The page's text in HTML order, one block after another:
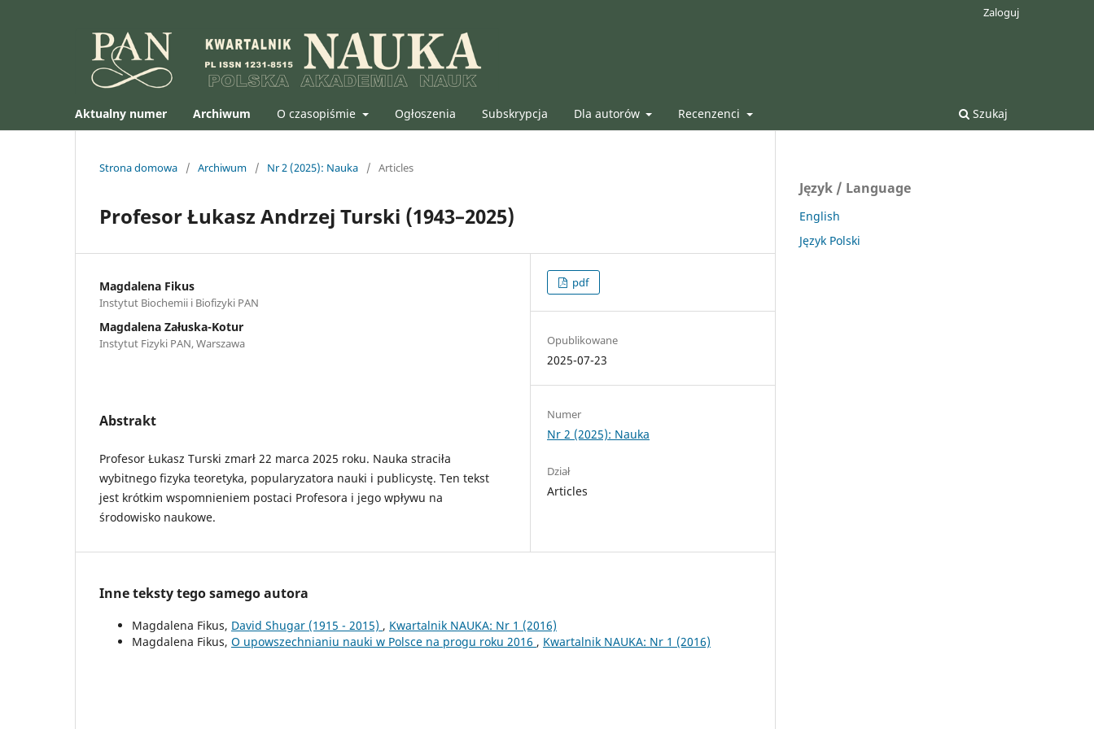
Aktualny numer Archiwum O czasopiśmie Ogłoszenia Subskrypcja Dla autorów Recenzenci Szukaj
Zaloguj
Strona domowa / Archiwum / Nr 2 (2025): Nauka / Articles
Profesor Łukasz Andrzej Turski (1943–2025)
Magdalena Fikus
Instytut Biochemii i Biofizyki PAN
Magdalena Załuska-Kotur
Instytut Fizyki PAN, Warszawa
Abstrakt
Profesor Łukasz Turski zmarł 22 marca 2025 roku. Nauka straciła
wybitnego fizyka teoretyka, popularyzatora nauki i publicystę. Ten tekst
jest krótkim wspomnieniem postaci Profesora i jego wpływu na
środowisko naukowe.
pdf
Opublikowane
2025-07-23
Numer
Nr 2 (2025): Nauka
Dział
Articles
Inne teksty tego samego autora
Magdalena Fikus, David Shugar (1915 - 2015) , Kwartalnik NAUKA: Nr 1 (2016)
Magdalena Fikus, O upowszechnianiu nauki w Polsce na progu roku 2016 , Kwartalnik NAUKA: Nr 1 (2016)
Język / Language
English
Język Polski